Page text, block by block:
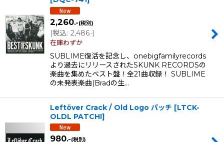
2,260.-(税別)
(税込: 2,486.-)
在庫わずか
SUBLIME復活を記念し、onebigfamilyrecords
より過去にリリースされたSKUNK RECORDSの
楽曲を集めたベスト盤！全21曲収録！ SUBLIME
の未発表楽曲(Bradの生…
Leftöver Crack / Old Logo パッチ [LTCK-
OLDL PATCHI]
980.-(税別)